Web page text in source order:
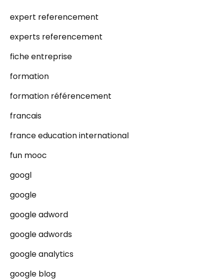
expert referencement
experts referencement
fiche entreprise
formation
formation référencement
francais
france education international
fun mooc
googl
google
google adword
google adwords
google analytics
google blog